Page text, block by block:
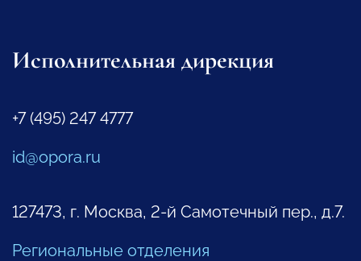
Исполнительная дирекция
+7 (495) 247 4777
id@opora.ru
127473, г. Москва, 2-й Самотечный пер., д.7.
Региональные отделения